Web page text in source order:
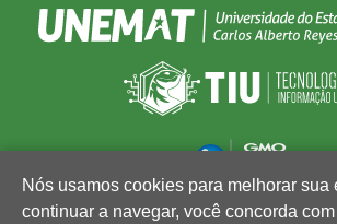
Nós usamos cookies para melhorar sua
continuar a navegar, você concorda